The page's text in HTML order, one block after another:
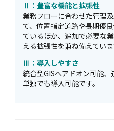
Ⅱ：豊富な機能と拡張性
業務フローに合わせた管理
て、位置指定道路や長期優
ているほか、追加で必要な
える拡張性を兼ね備えていま
Ⅲ：導入しやすさ
統合型GISへアドオン可能
単独でも導入可能です。